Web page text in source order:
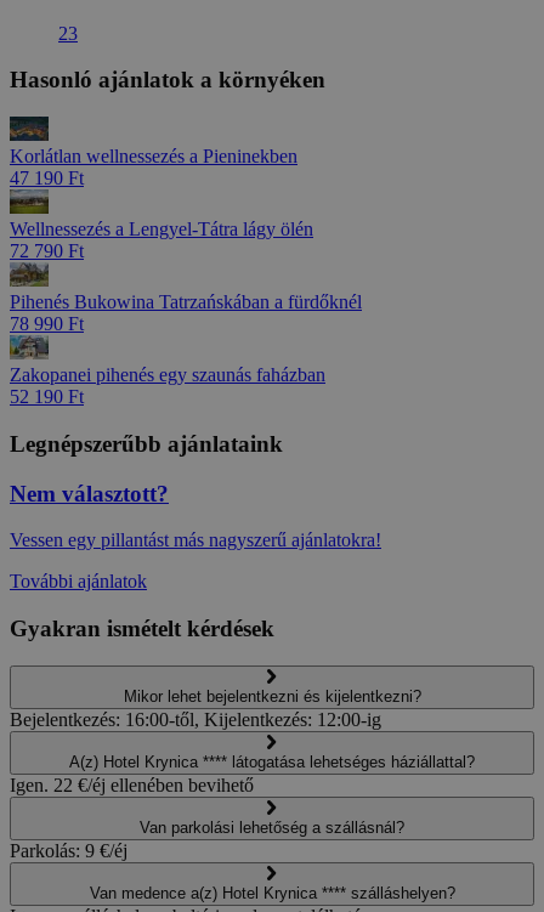
23
Hasonló ajánlatok a környéken
Korlátlan wellnessezés a Pieninekben
47 190 Ft
Wellnessezés a Lengyel-Tátra lágy ölén
72 790 Ft
Pihenés Bukowina Tatrzańskában a fürdőknél
78 990 Ft
Zakopanei pihenés egy szaunás faházban
52 190 Ft
Legnépszerűbb ajánlataink
Nem választott?
Vessen egy pillantást más nagyszerű ajánlatokra!
További ajánlatok
Gyakran ismételt kérdések
Mikor lehet bejelentkezni és kijelentkezni?
Bejelentkezés: 16:00-től, Kijelentkezés: 12:00-ig
A(z) Hotel Krynica **** látogatása lehetséges háziállattal?
Igen. 22 €/éj ellenében bevihető
Van parkolási lehetőség a szállásnál?
Parkolás: 9 €/éj
Van medence a(z) Hotel Krynica **** szálláshelyen?